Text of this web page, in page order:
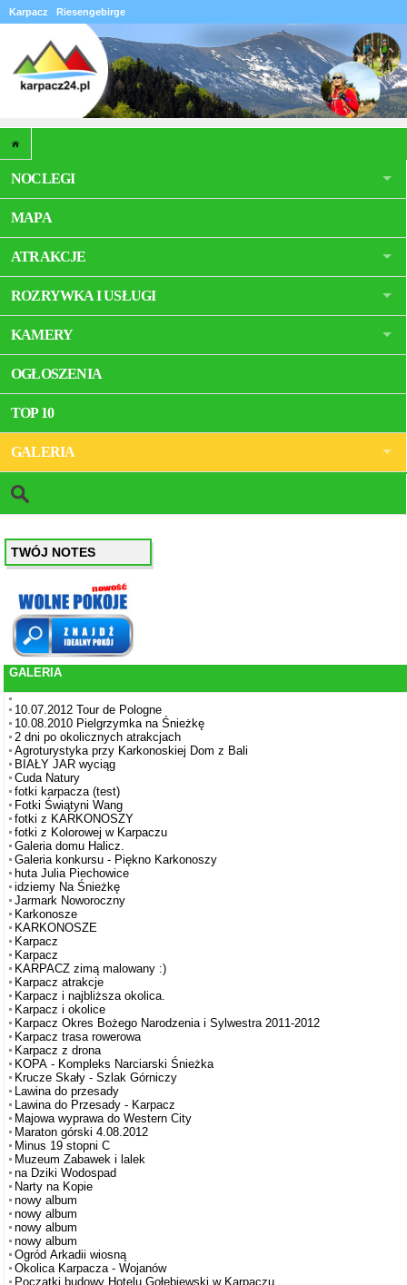
Karpacz Riesengebirge
NOCLEGI
MAPA
ATRAKCJE
ROZRYWKA I USŁUGI
KAMERY
OGŁOSZENIA
TOP 10
GALERIA
TWÓJ NOTES
GALERIA
10.07.2012 Tour de Pologne
10.08.2010 Pielgrzymka na Śnieżkę
2 dni po okolicznych atrakcjach
Agroturystyka przy Karkonoskiej Dom z Bali
BIAŁY JAR wyciąg
Cuda Natury
fotki karpacza (test)
Fotki Świątyni Wang
fotki z KARKONOSZY
fotki z Kolorowej w Karpaczu
Galeria domu Halicz.
Galeria konkursu - Piękno Karkonoszy
huta Julia Piechowice
idziemy Na Śnieżkę
Jarmark Noworoczny
Karkonosze
KARKONOSZE
Karpacz
Karpacz
KARPACZ zimą malowany :)
Karpacz atrakcje
Karpacz i najbliższa okolica.
Karpacz i okolice
Karpacz Okres Bożego Narodzenia i Sylwestra 2011-2012
Karpacz trasa rowerowa
Karpacz z drona
KOPA - Kompleks Narciarski Śnieżka
Krucze Skały - Szlak Górniczy
Lawina do przesady
Lawina do Przesady - Karpacz
Majowa wyprawa do Western City
Maraton górski 4.08.2012
Minus 19 stopni C
Muzeum Zabawek i lalek
na Dziki Wodospad
Narty na Kopie
nowy album
nowy album
nowy album
nowy album
Ogród Arkadii wiosną
Okolica Karpacza - Wojanów
Początki budowy Hotelu Gołębiewski w Karpaczu